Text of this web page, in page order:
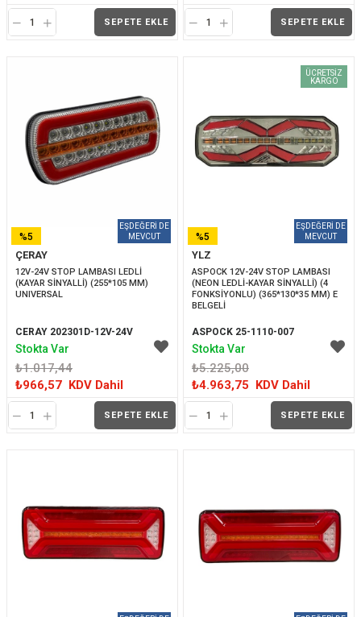
SEPETE EKLE SEPETE EKLE
ÇERAY
12V-24V STOP LAMBASI LEDLİ
(KAYAR SİNYALLİ) (255*105 MM)
UNIVERSAL
CERAY 202301D-12V-24V
₺1.017,44
₺966,57 KDV Dahil
SEPETE EKLE
%5
İNDIRIM
Stokta Var
YLZ
ASPOCK 12V-24V STOP LAMBASI
(NEON LEDLİ-KAYAR SİNYALLİ) (4
FONKSİYONLU) (365*130*35 MM) E
BELGELİ
ASPOCK 25-1110-007
₺5.225,00
₺4.963,75 KDV Dahil
SEPETE EKLE
%5
İNDIRIM
ÜCRETSIZ
KARGO
Stokta Var